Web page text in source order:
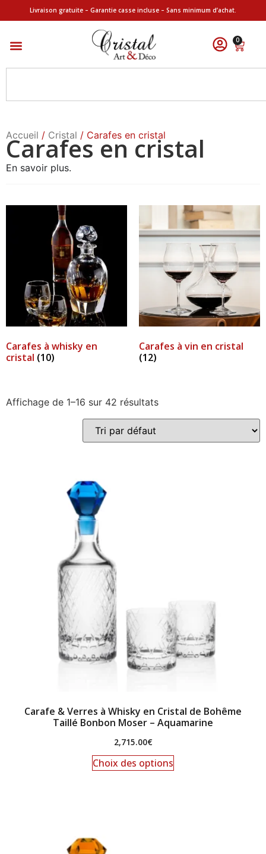
Livraison gratuite – Garantie casse incluse – Sans minimum d’achat.
0
Accueil / Cristal / Carafes en cristal
Carafes en cristal
En savoir plus.
Carafes à whisky en
cristal (10)
Carafes à vin en cristal
(12)
Affichage de 1–16 sur 42 résultats
Carafe & Verres à Whisky en Cristal de Bohême
Taillé Bonbon Moser – Aquamarine
2,715.00€
Choix des options